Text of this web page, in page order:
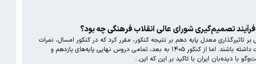
تصمیم‌گیری شورای عالی انقلاب فرهنگی چه بود؟
معدل پایه دهم بر نتیجه کنکور، مقرر کرد که در کنکور امسال، نمرات
دروس نهایی پایه دوازدهم در نتیجه کنکور تاثیر قطعی داشته باشند و تنها نمرات ۶ درس از پایه یازدهم تاثیر مثبت داشته باشند. اما از کنکور ۱۴۰۵ به بعد، تمامی دروس نهایی پایه‌های یازدهم و